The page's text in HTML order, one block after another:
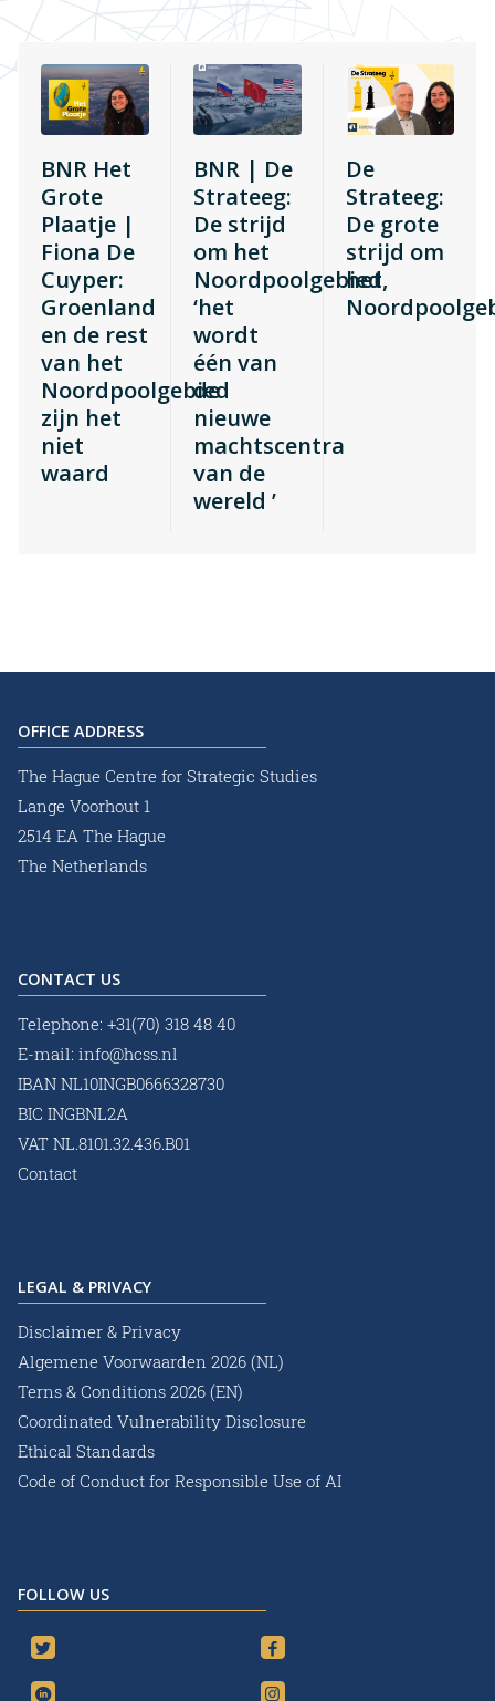
BNR Het
Grote
Plaatje |
Fiona De
Cuyper:
Groenland
en de rest
van het
Noordpoolgebied
zijn het
niet
waard
BNR | De
Strateeg:
De strijd
om het
Noordpoolgebied,
‘het
wordt
één van
de
nieuwe
machtscentra
van de
wereld ’
De
Strateeg:
De grote
strijd om
het
OFFICE ADDRESS
The Hague Centre for Strategic Studies
Lange Voorhout 1
2514 EA The Hague
The Netherlands
CONTACT US
Telephone: +31(70) 318 48 40
E-mail: info@hcss.nl
IBAN NL10INGB0666328730
BIC INGBNL2A
VAT NL.8101.32.436.B01
Contact
LEGAL & PRIVACY
Disclaimer & Privacy
Algemene Voorwaarden 2026 (NL)
Terns & Conditions 2026 (EN)
Coordinated Vulnerability Disclosure
Ethical Standards
Code of Conduct for Responsible Use of AI
FOLLOW US